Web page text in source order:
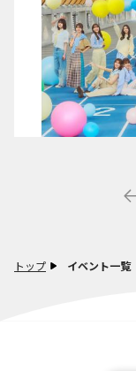
トップ イベント一覧